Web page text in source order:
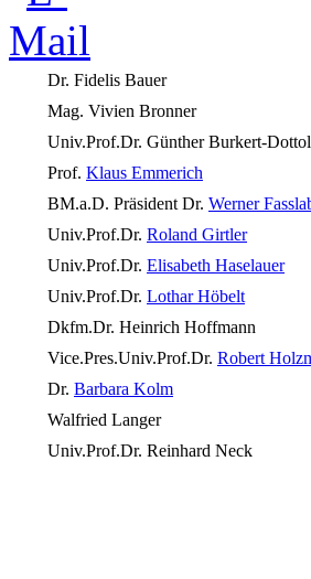
Dr. Fidelis Bauer
Mag. Vivien Bronner
Univ.Prof.Dr. Günther Burkert-
Prof. Klaus Emmerich
BM.a.D. Präsident Dr. Werner
Univ.Prof.Dr. Roland Girtler
Univ.Prof.Dr. Elisabeth Haselauer
Univ.Prof.Dr. Lothar Höbelt
Dkfm.Dr. Heinrich Hoffmann
Vice.Pres.Univ.Prof.Dr. Robert
Dr. Barbara Kolm
Walfried Langer
Univ.Prof.Dr. Reinhard Neck